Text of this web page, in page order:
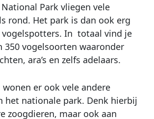
Park vliegen vele
rond. Het park is dan ook erg
vogelspotters. In totaal vind je
350 vogelsoorten waaronder
ara’s en zelfs adelaars.
wonen er ook vele andere
het nationale park. Denk hierbij
zoogdieren, maar ook aan